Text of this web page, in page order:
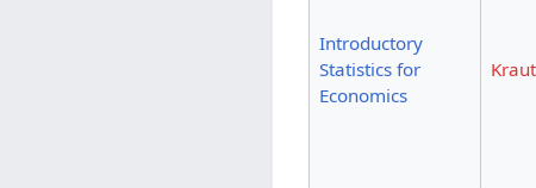
Introductory
Statistics for
Economics